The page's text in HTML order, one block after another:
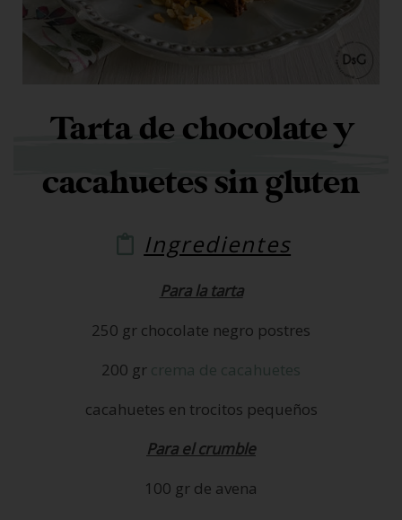
Tarta de chocolate y
cacahuetes sin gluten
Ingredientes
Para la tarta
250 gr chocolate negro postres
200 gr crema de cacahuetes
cacahuetes en trocitos pequeños
Para el crumble
100 gr de avena